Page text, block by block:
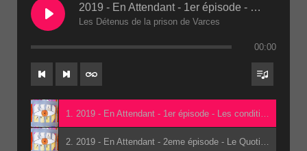
2019 - En Attendant - 1er épisode - Les conditions de détention 2eme passe(1)
Les Détenus de la prison de Varces
00:00